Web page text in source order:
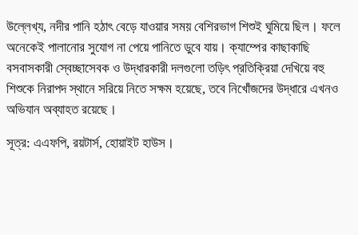
উল্লেখ্য, নদীর পানি হঠাৎ বেড়ে যাওয়ার সময় বেশিরভাগ শিশুই ঘুমিয়ে ছিল। ফলে
অনেকেই পালানোর সুযোগ না পেয়ে পানিতে ডুবে যায়। ক্যাম্পের কাছাকাছি
বসবাসকারী স্বেচ্ছাসেবক ও উদ্ধারকারী দলগুলো তড়িৎ প্রতিক্রিয়া দেখিয়ে বহু
শিশুকে নিরাপদ স্থানে সরিয়ে নিতে সক্ষম হয়েছে, তবে নিখোঁজদের উদ্ধারে এখনও
অভিযান অব্যাহত রয়েছে।
সূত্র: এএফপি, রয়টার্স, হোয়াইট হাউস।